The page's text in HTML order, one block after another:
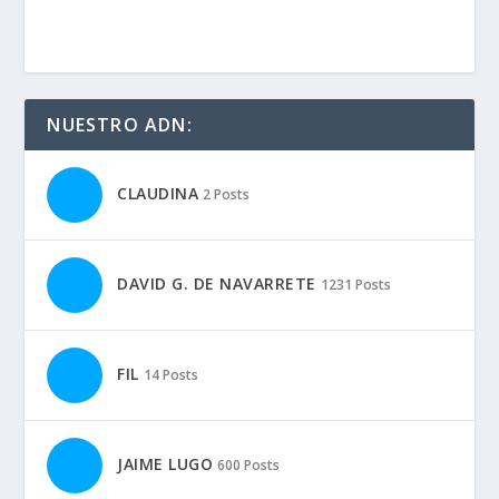
NUESTRO ADN:
CLAUDINA 2 Posts
DAVID G. DE NAVARRETE 1231 Posts
FIL 14 Posts
JAIME LUGO 600 Posts